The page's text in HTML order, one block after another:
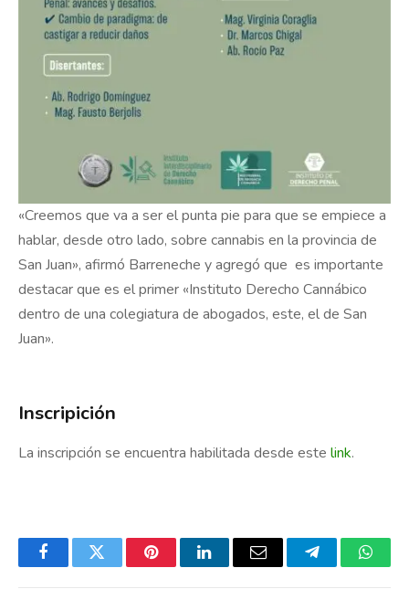
«Creemos que va a ser el punta pie para que se empiece a
hablar, desde otro lado, sobre cannabis en la provincia de
San Juan», afirmó Barreneche y agregó que es importante
destacar que es el primer «Instituto Derecho Cannábico
dentro de una colegiatura de abogados, este, el de San
Juan».
Inscripición
La inscripción se encuentra habilitada desde este link.
FacebookTwitter PinterestLinkedInEmail Telegram